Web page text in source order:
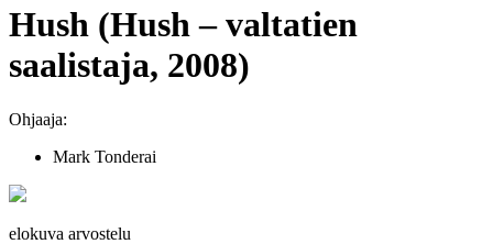
Hush (Hush – valtatien
saalistaja, 2008)
Ohjaaja:
Mark Tonderai
elokuva arvostelu